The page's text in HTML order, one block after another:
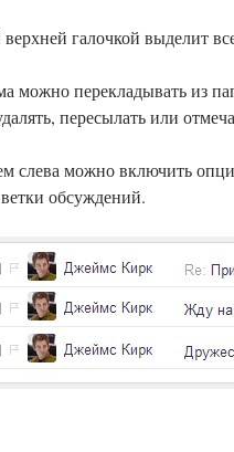
галочкой выделит
можно перекладывать из
пересылать или
слева можно включить
обсуждений.